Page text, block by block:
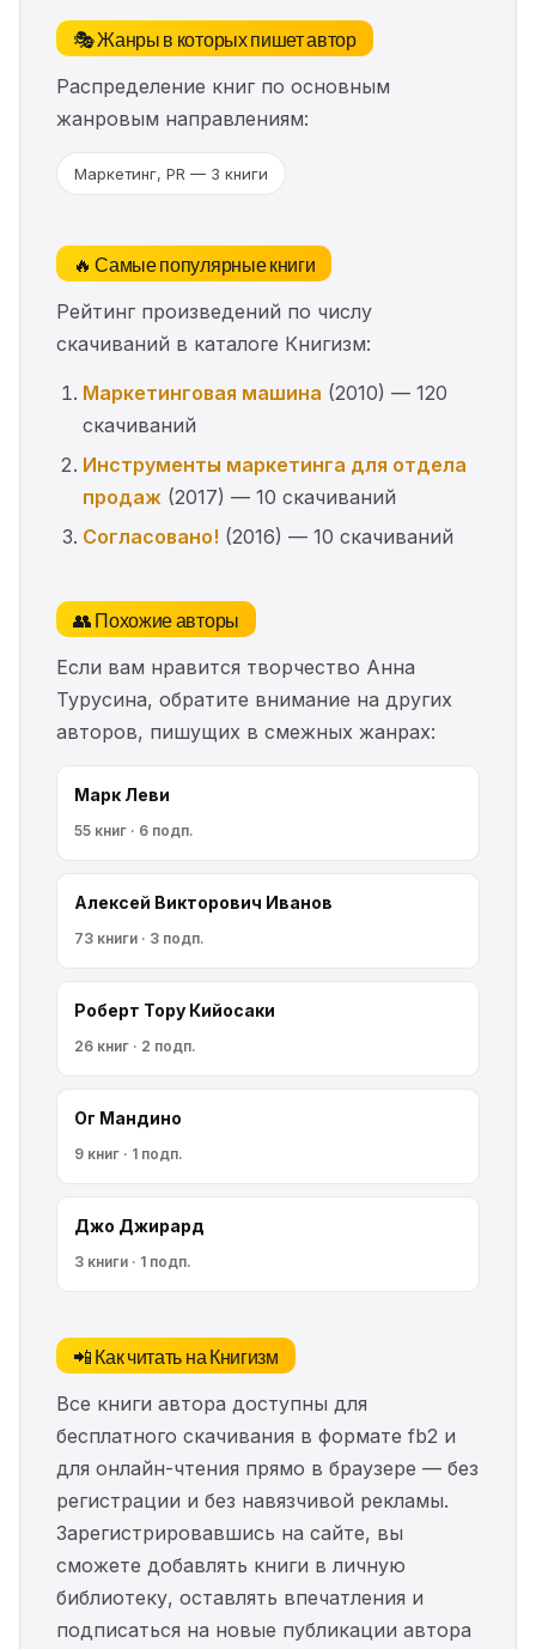
🎭 Жанры в которых пишет автор
Распределение книг по основным
жанровым направлениям:
Маркетинг, PR — 3 книги
🔥 Самые популярные книги
Рейтинг произведений по числу
скачиваний в каталоге Книгизм:
Маркетинговая машина (2010) — 120
скачиваний
Инструменты маркетинга для отдела
продаж (2017) — 10 скачиваний
Согласовано! (2016) — 10 скачиваний
👥 Похожие авторы
Если вам нравится творчество Анна
Турусина, обратите внимание на других
авторов, пишущих в смежных жанрах:
Марк Леви
55 книг · 6 подп.
Алексей Викторович Иванов
73 книги · 3 подп.
Роберт Тору Кийосаки
26 книг · 2 подп.
Ог Мандино
9 книг · 1 подп.
Джо Джирард
3 книги · 1 подп.
📲 Как читать на Книгизм
Все книги автора доступны для
бесплатного скачивания в формате fb2 и
для онлайн-чтения прямо в браузере — без
регистрации и без навязчивой рекламы.
Зарегистрировавшись на сайте, вы
сможете добавлять книги в личную
библиотеку, оставлять впечатления и
подписаться на новые публикации автора